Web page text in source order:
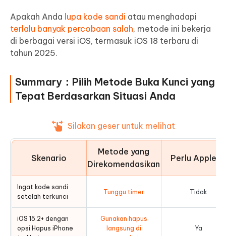
Apakah Anda lupa kode sandi atau menghadapi
terlalu banyak percobaan salah, metode ini bekerja
di berbagai versi iOS, termasuk iOS 18 terbaru di
tahun 2025.
Summary：Pilih Metode Buka Kunci yang
Tepat Berdasarkan Situasi Anda
Silakan geser untuk melihat
Skenario
Metode yang
Direkomendasikan
Perlu Apple
Ingat kode sandi
setelah terkunci
Tunggu timer Tidak
iOS 15.2+ dengan
opsi Hapus iPhone
Gunakan hapus
langsung di
Ya